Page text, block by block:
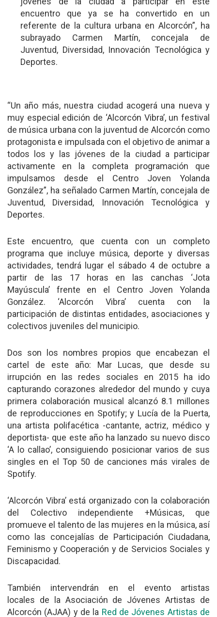
encuentro que ya se ha convertido en un
referente de la cultura urbana en Alcorcón”, ha
subrayado Carmen Martín, concejala de
Juventud, Diversidad, Innovación Tecnológica y
Deportes.
“Un año más, nuestra ciudad acogerá una nueva y
muy especial edición de ‘Alcorcón Vibra’, un festival
de música urbana con la juventud de Alcorcón como
protagonista e impulsada con el objetivo de animar a
todos los y las jóvenes de la ciudad a participar
activamente en la completa programación que
impulsamos desde el Centro Joven Yolanda
González”, ha señalado Carmen Martín, concejala de
Juventud, Diversidad, Innovación Tecnológica y
Deportes.
Este encuentro, que cuenta con un completo
programa que incluye música, deporte y diversas
actividades, tendrá lugar el sábado 4 de octubre a
partir de las 17 horas en las canchas ‘Jota
Mayúscula’ frente en el Centro Joven Yolanda
González. ‘Alcorcón Vibra’ cuenta con la
participación de distintas entidades, asociaciones y
colectivos juveniles del municipio.
Dos son los nombres propios que encabezan el
cartel de este año: Mar Lucas, que desde su
irrupción en las redes sociales en 2015 ha ido
capturando corazones alrededor del mundo y cuya
primera colaboración musical alcanzó 8.1 millones
de reproducciones en Spotify; y Lucía de la Puerta,
una artista polifacética -cantante, actriz, médico y
deportista- que este año ha lanzado su nuevo disco
‘A lo callao’, consiguiendo posicionar varios de sus
singles en el Top 50 de canciones más virales de
Spotify.
‘Alcorcón Vibra’ está organizado con la colaboración
del Colectivo independiente +Músicas, que
promueve el talento de las mujeres en la música, así
como las concejalías de Participación Ciudadana,
Feminismo y Cooperación y de Servicios Sociales y
Discapacidad.
También intervendrán en el evento artistas
locales de la Asociación de Jóvenes Artistas de
Alcorcón (AJAA) y de la Red de Jóvenes Artistas de